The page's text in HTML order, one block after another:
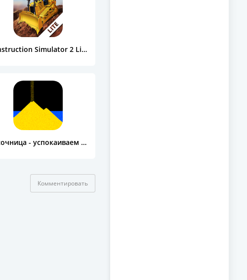
Construction Simulator 2 Lite
Песочница - успокаиваем нервы
Комментировать